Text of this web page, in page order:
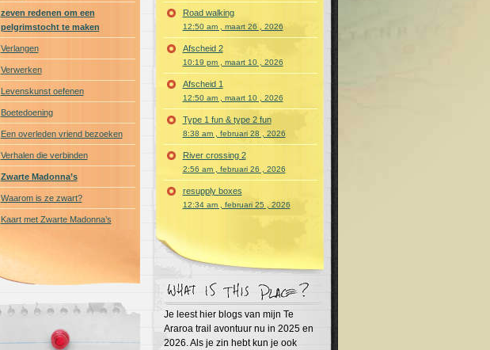
zeven redenen om een
pelgrimstocht te maken
Verlangen
Verwerken
Levenskunst oefenen
Boetedoening
Een overleden vriend bezoeken
Verhalen die verbinden
Zwarte Madonna’s
Waarom is ze zwart?
Kaart met Zwarte Madonna’s
Road walking
12:50 am , maart 26 , 2026
Afscheid 2
10:19 pm , maart 10 , 2026
Afscheid 1
12:50 am , maart 10 , 2026
Type 1 fun & type 2 fun
8:38 am , februari 28 , 2026
River crossing 2
2:56 am , februari 26 , 2026
resupply boxes
12:34 am , februari 25 , 2026
Je leest hier blogs van mijn Te
Araroa trail avontuur nu in 2025 en
2026. Als je zin hebt kun je ook